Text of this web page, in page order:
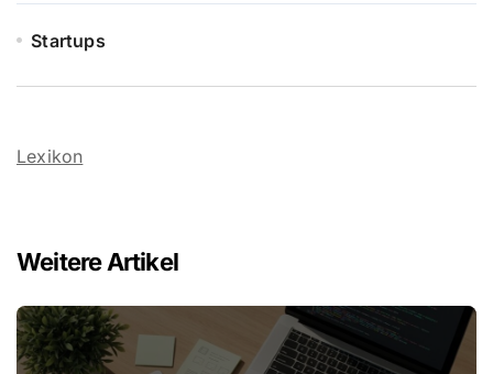
Startups
Lexikon
Weitere Artikel